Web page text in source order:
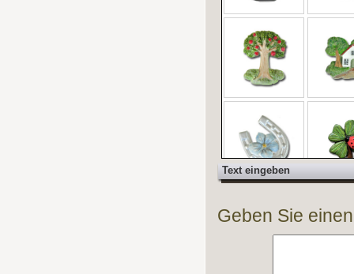
Text eingeben
Geben Sie